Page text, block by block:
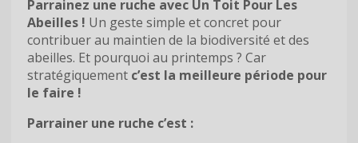
Parrainez une ruche avec Un Toit Pour Les
Abeilles ! Un geste simple et concret pour
contribuer au maintien de la biodiversité et des
abeilles. Et pourquoi au printemps ? Car
stratégiquement c’est la meilleure période pour
le faire !
Parrainer une ruche c’est :